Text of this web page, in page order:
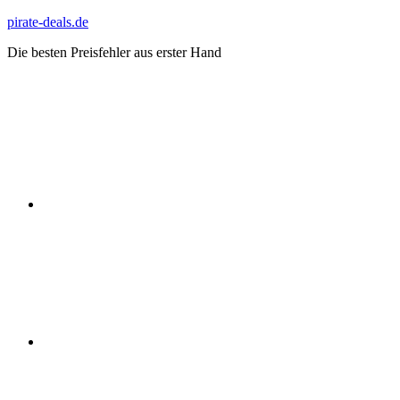
Zum
springen
pirate-deals.de
Die besten Preisfehler aus erster Hand